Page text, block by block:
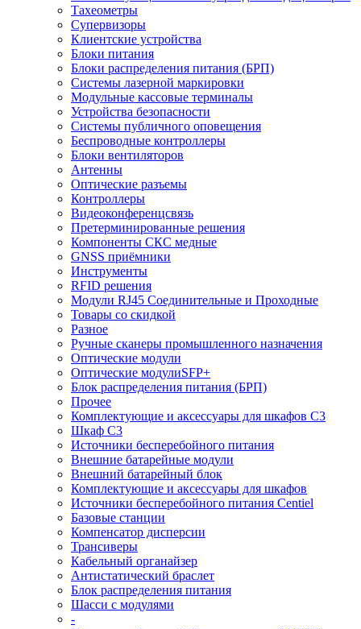
Тахеометры
Супервизоры
Клиентские устройства
Блоки питания
Блоки распределения питания (БРП)
Системы лазерной маркировки
Модульные кассовые терминалы
Устройства безопасности
Системы публичного оповещения
Беспроводные контроллеры
Блоки вентиляторов
Антенны
Оптические разъемы
Контроллеры
Видеоконференцсвязь
Претерминированные решения
Компоненты СКС медные
GNSS приёмники
Инструменты
RFID решения
Модули RJ45 Соединительные и Проходные
Товары со скидкой
Разное
Ручные сканеры промышленного назначения
Оптические модули
Оптические модулиSFP+
Блок распределения питания (БРП)
Прочее
Комплектующие и аксессуары для шкафов C3
Шкаф C3
Источники бесперебойного питания
Внешние батарейные модули
Внешний батарейный блок
Комплектующие и аксессуары для шкафов
Источники бесперебойного питания Centiel
Базовые станции
Компенсатор дисперсии
Трансиверы
Кабельный органайзер
Антистатический браслет
Блок распределения питания
Шасси с модулями
-